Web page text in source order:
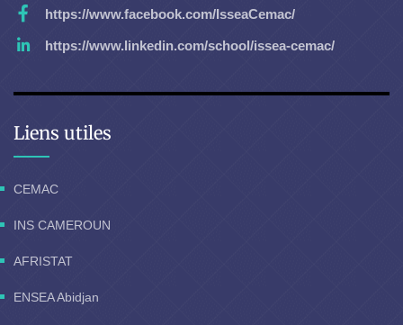
https://www.facebook.com/IsseaCemac/
https://www.linkedin.com/school/issea-cemac/
Liens utiles
CEMAC
INS CAMEROUN
AFRISTAT
ENSEA Abidjan